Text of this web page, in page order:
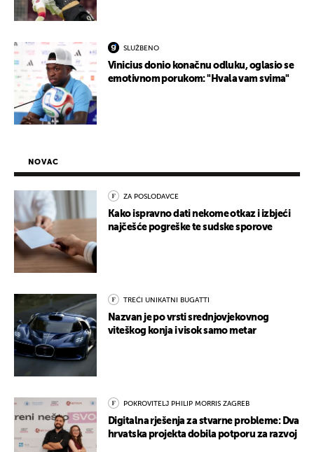
SLUŽBENO
Vinicius donio konačnu odluku, oglasio se
emotivnom porukom: "Hvala vam svima"
NOVAC
ZA POSLODAVCE
Kako ispravno dati nekome otkaz i izbjeći
najčešće pogreške te sudske sporove
TREĆI UNIKATNI BUGATTI
Nazvan je po vrsti srednjovjekovnog
viteškog konja i visok samo metar
POKROVITELJ PHILIP MORRIS ZAGREB
Digitalna rješenja za stvarne probleme: Dva
hrvatska projekta dobila potporu za razvoj